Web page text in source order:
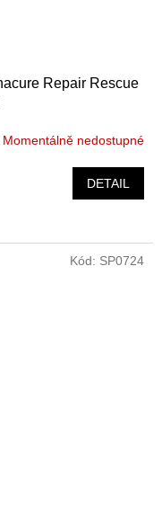
Repair Rescue
Momentálně nedostupné
DETAIL
Kód: SP0724